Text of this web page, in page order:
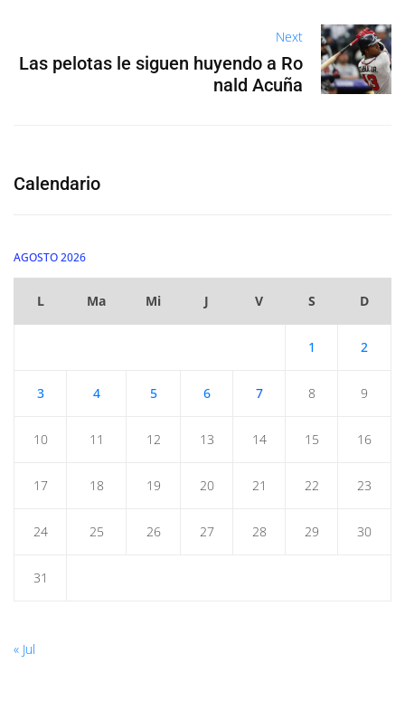
Next
Las pelotas le siguen huyendo a Ro
nald Acuña
Calendario
AGOSTO 2026
L Ma Mi J V S D
1 2
3 4 5 6 7 8 9
10 11 12 13 14 15 16
17 18 19 20 21 22 23
24 25 26 27 28 29 30
31
« Jul